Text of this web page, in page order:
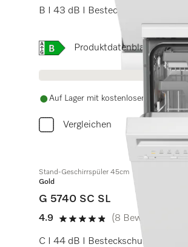
B I 43 dB I Besteckschublade I
Onlinelabel Image,
Produktdatenblatt
Auf Lager mit kostenlosem Versand
Vergleichen
Stand-Geschirrspüler 45cm
Gold
G 5740 SC SL
4.9
4.9 Sterne von 5
(8 Bewertungen)
C I 44 dB I Besteckschublade I